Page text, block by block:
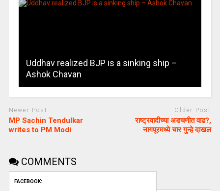
Uddhav realized BJP is a sinking ship –
Ashok Chavan
Newer Post
MP Sachin Tendulkar
writes to PM Modi
Older Post
राष्ट्रवादीच्या अडचणीत वाढ?,
नागपूरमध्ये चार गुन्हे दाखल
COMMENTS
FACEBOOK: